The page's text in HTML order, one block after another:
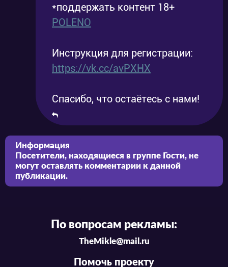
*поддержать контент 18+
POLENO
Инструкция для регистрации:
https://vk.cc/avPXHX
Спасибо, что остаётесь с нами!
Информация
Посетители, находящиеся в группе Гости, не
могут оставлять комментарии к данной
публикации.
По вопросам рекламы:
TheMikle@mail.ru
Помочь проекту